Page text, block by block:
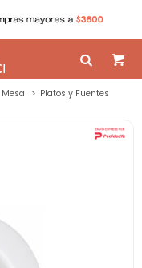
Mesa Platos y Fuentes